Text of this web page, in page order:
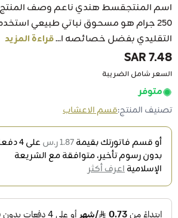
اسم المنتجقسط هندي ناعم وصف
250 جرام هو مسحوق نباتي طبيعي
التقليدي بفضل خصائصه ا...قراءة المزيد
7.48 SAR
السعر شامل الضريبة
متوفر
تصنيف المنتج:قسم الاعشاب
أو قسم فاتورتك بقيمة1.87 ر.س على4
بدون رسوم تأخير، متوافقة مع الشريعة
الإسلاميةاعرف أكثر